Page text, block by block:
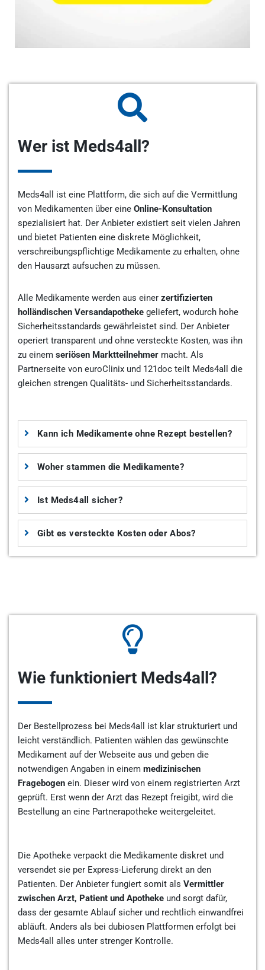
Wer ist Meds4all?
Meds4all ist eine Plattform, die sich auf die Vermittlung
von Medikamenten über eine Online-Konsultation
spezialisiert hat. Der Anbieter existiert seit vielen Jahren
und bietet Patienten eine diskrete Möglichkeit,
verschreibungspflichtige Medikamente zu erhalten, ohne
den Hausarzt aufsuchen zu müssen.
Alle Medikamente werden aus einer zertifizierten
holländischen Versandapotheke geliefert, wodurch hohe
Sicherheitsstandards gewährleistet sind. Der Anbieter
operiert transparent und ohne versteckte Kosten, was ihn
zu einem seriösen Marktteilnehmer macht. Als
Partnerseite von euroClinix und 121doc teilt Meds4all die
gleichen strengen Qualitäts- und Sicherheitsstandards.
Kann ich Medikamente ohne Rezept bestellen?
Woher stammen die Medikamente?
Ist Meds4all sicher?
Gibt es versteckte Kosten oder Abos?
Wie funktioniert Meds4all?
Der Bestellprozess bei Meds4all ist klar strukturiert und
leicht verständlich. Patienten wählen das gewünschte
Medikament auf der Webseite aus und geben die
notwendigen Angaben in einem medizinischen
Fragebogen ein. Dieser wird von einem registrierten Arzt
geprüft. Erst wenn der Arzt das Rezept freigibt, wird die
Bestellung an eine Partnerapotheke weitergeleitet.
Die Apotheke verpackt die Medikamente diskret und
versendet sie per Express-Lieferung direkt an den
Patienten. Der Anbieter fungiert somit als Vermittler
zwischen Arzt, Patient und Apotheke und sorgt dafür,
dass der gesamte Ablauf sicher und rechtlich einwandfrei
abläuft. Anders als bei dubiosen Plattformen erfolgt bei
Meds4all alles unter strenger Kontrolle.